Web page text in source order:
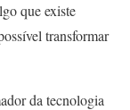
que existe
transformar
da tecnologia